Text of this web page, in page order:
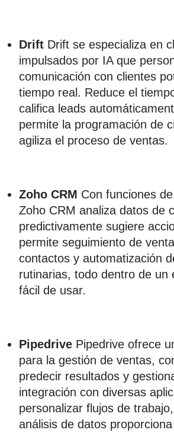
Drift Drift se especializa en
impulsados por IA que
comunicación con clientes
tiempo real. Reduce el
califica leads
permite la programación de
agiliza el proceso de ventas.
Zoho CRM Con funciones
Zoho CRM analiza datos de
predictivamente sugiere
permite seguimiento de
contactos y automatización
rutinarias, todo dentro de un
fácil de usar.
Pipedrive Pipedrive ofrece
para la gestión de ventas,
predecir resultados y
integración con diversas
personalizar flujos de
análisis de datos